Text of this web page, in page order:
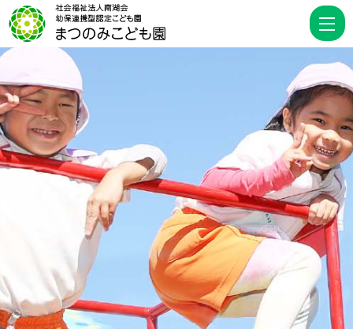
カ
テ
ゴ
リ
ー
園
で
の
様
子
4
|
幼